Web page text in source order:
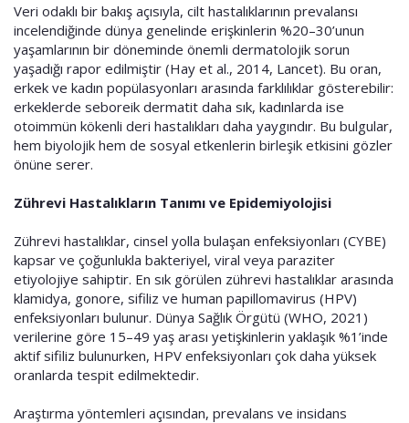
Veri odaklı bir bakış açısıyla, cilt hastalıklarının prevalansı
incelendiğinde dünya genelinde erişkinlerin %20–30’unun
yaşamlarının bir döneminde önemli dermatolojik sorun
yaşadığı rapor edilmiştir (Hay et al., 2014, Lancet). Bu oran,
erkek ve kadın popülasyonları arasında farklılıklar gösterebilir:
erkeklerde seboreik dermatit daha sık, kadınlarda ise
otoimmün kökenli deri hastalıkları daha yaygındır. Bu bulgular,
hem biyolojik hem de sosyal etkenlerin birleşik etkisini gözler
önüne serer.
Zührevi Hastalıkların Tanımı ve Epidemiyolojisi
Zührevi hastalıklar, cinsel yolla bulaşan enfeksiyonları (CYBE)
kapsar ve çoğunlukla bakteriyel, viral veya paraziter
etiyolojiye sahiptir. En sık görülen zührevi hastalıklar arasında
klamidya, gonore, sifiliz ve human papillomavirus (HPV)
enfeksiyonları bulunur. Dünya Sağlık Örgütü (WHO, 2021)
verilerine göre 15–49 yaş arası yetişkinlerin yaklaşık %1’inde
aktif sifiliz bulunurken, HPV enfeksiyonları çok daha yüksek
oranlarda tespit edilmektedir.
Araştırma yöntemleri açısından, prevalans ve insidans